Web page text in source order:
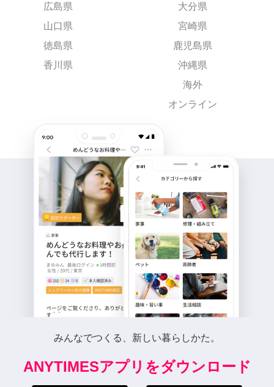
広島県
山口県
徳島県
香川県
大分県
宮崎県
鹿児島県
沖縄県
海外
オンライン
みんなでつくる、新しい暮らしかた。
ANYTIMESアプリをダウンロード